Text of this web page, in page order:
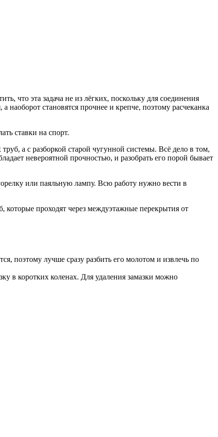
что эта задача не из лёгких, поскольку для соединения
становятся прочнее и крепче, поэтому расчеканка
ставки на спорт.
а с разборкой старой чугунной системы. Всё дело в том,
невероятной прочностью, и разобрать его порой бывает
или паяльную лампу. Всю работу нужно вести в
которые проходят через междуэтажные перекрытия от
поэтому лучше сразу разбить его молотом и извлечь по
в коротких коленах. Для удаления замазки можно